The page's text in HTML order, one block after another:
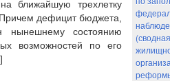
ближайшую трехлетку
дефицит бюджета,
нынешнему состоянию
возможностей по его